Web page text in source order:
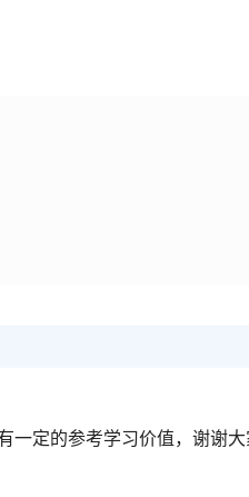
一定的参考学习价值，谢谢